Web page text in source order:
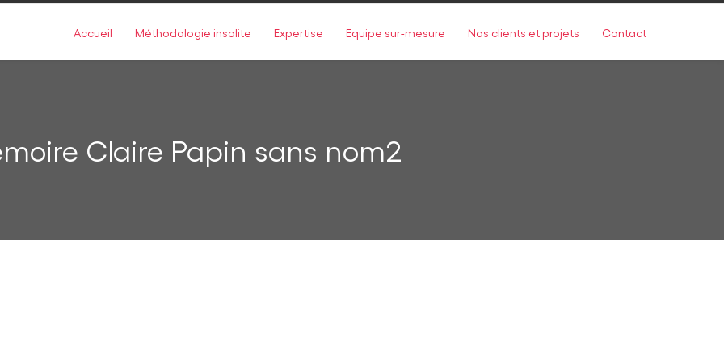
Accueil Méthodologie insolite Expertise Equipe sur-mesure Nos clients et projets Contact
Claire Papin sans nom2